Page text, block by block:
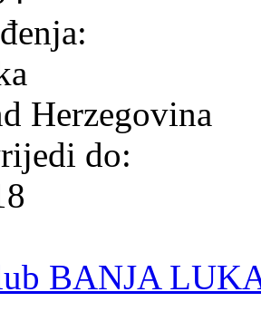
Herzegovina
do:
BANJA